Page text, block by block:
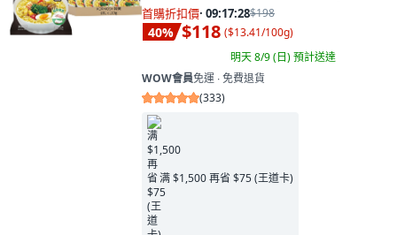
首購折扣價· 09:17:26$198
40% $118 ($13.41/100g)
明天 8/9 (日)預計送達
WOW會員免運 ∙ 免費退貨
(333)
满 $1,500 再省 $75 (王道卡)